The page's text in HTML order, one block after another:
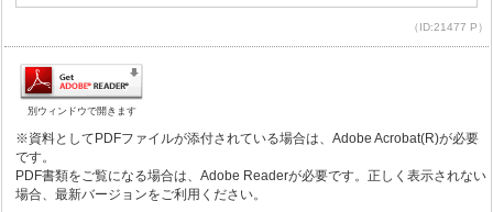
（ID:21477 P）
別ウィンドウで開きます
※資料としてPDFファイルが添付されている場合は、Adobe Acrobat(R)が必要
です。
PDF書類をご覧になる場合は、Adobe Readerが必要です。正しく表示されない
場合、最新バージョンをご利用ください。